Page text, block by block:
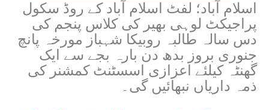
اسلام آباد؛ لفٹ اسلام آباد کے روڈ سکول
پراجیکٹ لوہی بھیر کی کلاس پنجم کی
دس سالہ طالبہ روبیکا شہباز مورخہ پانچ
جنوری بروز بدھ دن بارہ بجے سے ایک
گھنٹہ کیلئے اعزازی اسسٹنٹ کمشنر کی
ذمہ داریاں نبھائیں گی۔